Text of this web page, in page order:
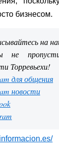
бизнесом.
на
не
Торревьехи!
для общения
новости